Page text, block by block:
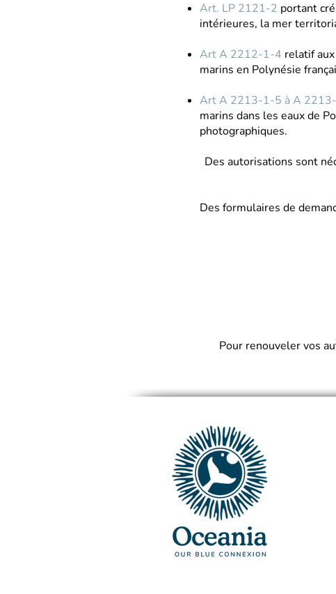
Art. LP 2121-2 portant
intérieures, la mer
Art A 2212-1-4 relatif
marins en Polynésie
Art A 2213-1-5 à A
marins dans les eaux de
photographiques.
Des autorisations sont
Des formulaires de
Pour renouveler vos